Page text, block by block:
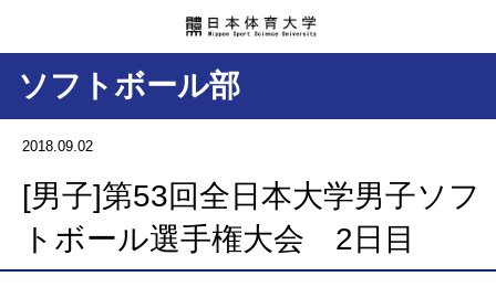
ソフトボール部
2018.09.02
[男子]第53回全日本大学男子ソフ
トボール選手権大会 2日目